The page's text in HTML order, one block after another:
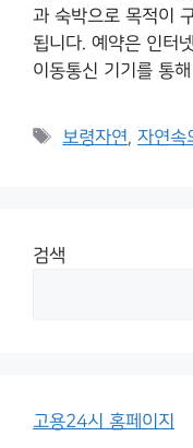
과 숙박으로 목적이
됩니다. 예약은 인터
이동통신 기기를 통
Tags
보령자연, 자연속
검색
고용24시 홈페이지